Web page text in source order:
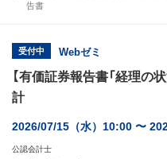
告書
受付中 Webゼミ
【有価証券報告書「経理の
計
2026/07/15（水）10:00 〜
公認会計士